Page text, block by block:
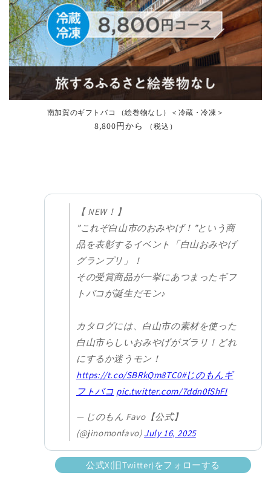
南加賀のギフトバコ （絵巻物なし）＜冷蔵・冷凍＞
通
8,800円から （税込）
【 NEW！】
”これぞ白山市のおみやげ！”という商
品を表彰するイベント「白山おみやげ
グランプリ」！
その受賞商品が一挙にあつまったギフ
トバコが誕生だモン♪
カタログには、白山市の素材を使った
白山市らしいおみやげがズラリ！どれ
にするか迷うモン！
https://t.co/SBRkQm8TC0#じのもんギ
フトバコ pic.twitter.com/7ddn0fShFI
— じのもん Favo【公式】
(@jinomonfavo) July 16, 2025
公式X(旧Twitter)をフォローする